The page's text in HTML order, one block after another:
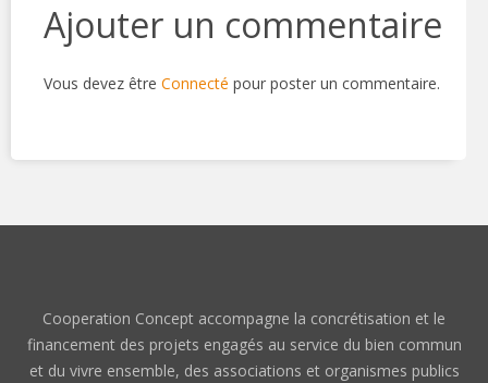
Ajouter un commentaire
Vous devez être Connecté pour poster un commentaire.
Cooperation Concept accompagne la concrétisation et le
financement des projets engagés au service du bien commun
et du vivre ensemble, des associations et organismes publics